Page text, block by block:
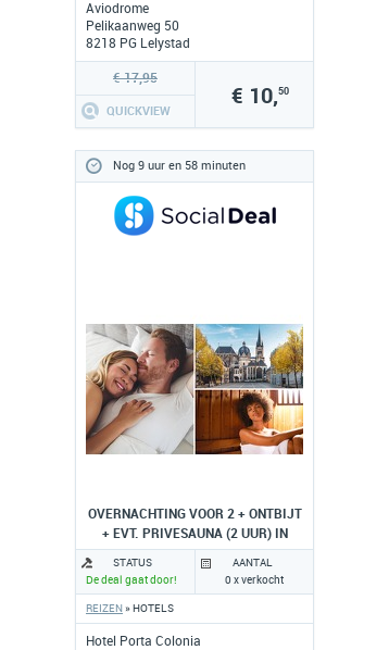
Aviodrome
Pelikaanweg 50
8218 PG Lelystad
www.aviodrome.nl
€ 17,95
QUICKVIEW
€ 10,50
Nog 9 uur en 58 minuten
OVERNACHTING VOOR 2 + ONTBIJT
+ EVT. PRIVESAUNA (2 UUR) IN
ESCHWEILER
Hotel Porta Colonia
REIZEN» HOTELS
STATUS
De deal gaat door!
AANTAL
0 x verkocht